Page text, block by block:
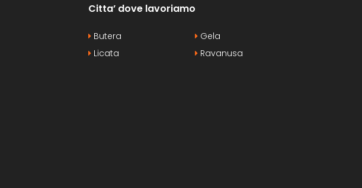
Citta’ dove lavoriamo
Butera
Gela
Licata
Ravanusa